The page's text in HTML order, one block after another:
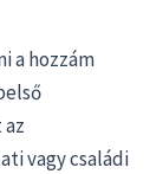
a hozzám
vagy családi